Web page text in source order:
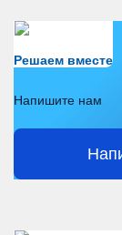
Решаем вместе
Напишите нам